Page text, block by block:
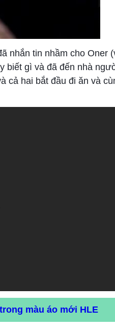
nhắn tin nhầm cho Oner
biết gì và đã đến nhà
cả hai bắt đầu đi ăn và
màu áo mới HLE